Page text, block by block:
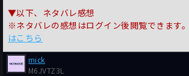
▼以下、ネタバレ感想
※ネタバレの感想はログイン後閲覧できます
はこちら
mick
M6JVTZ3L